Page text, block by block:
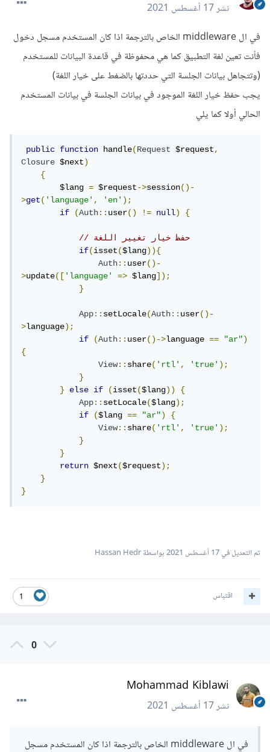
نشر17 أغسطس 2021
في ال middleware الخاص بالترجمة اذا كان المستخدم مسجل دخول
فأنت تعين لغة التطبيق كما هي محفوظة في قاعدة البيانات للمستخدم
(وتتجاهل بيانات الجلسة التي حددتها بالضغط على خيار اللغة)
يجب حفظ خيار اللغة الموجود في بيانات الجلسة في بيانات المستخدم
الحالي أولا كما يلي
public function handle(Request $request,
Closure $next)
{
        $lang
= $request->session()-
>get('language', 'en');
if
(Auth::user() != null) {
// حفظ خيار تغيير اللغة
if(isset($lang)){
Auth::user()-
>update(['language' => $lang]);
}
App::setLocale(Auth::user()-
>language);
if
(Auth::user()->language == "ar")
{
View::share('rtl', 'true');
}
}
else if (isset($lang))
{
App::setLocale($lang);
if
($lang == "ar")
{
View::share('rtl', 'true');
}
}
return $next($request);
}
}
تم التعديل في17 أغسطس 2021 بواسطة Hassan Hedr
1 اقتباس
0
Mohammad Kiblawi
نشر17 أغسطس 2021
في ال middleware الخاص بالترجمة اذا كان المستخدم مسجل